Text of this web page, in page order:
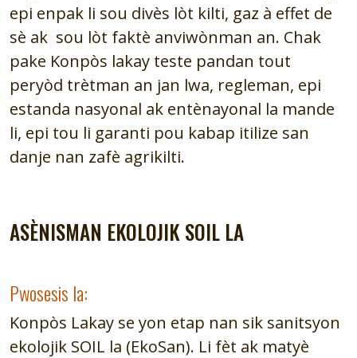
epi enpak li sou divès lòt kilti, gaz à effet de
sè ak sou lòt faktè anviwònman an. Chak
pake Konpòs lakay teste pandan tout
peryòd trètman an jan lwa, regleman, epi
estanda nasyonal ak entènayonal la mande
li, epi tou li garanti pou kabap itilize san
danje nan zafè agrikilti.
ASÈNISMAN EKOLOJIK SOIL LA
Pwosesis la:
Konpòs Lakay se yon etap nan sik sanitsyon
ekolojik SOIL la (EkoSan). Li fèt ak matyè